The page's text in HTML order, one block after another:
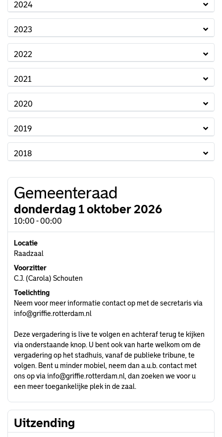
2024
2023
2022
2021
2020
2019
2018
Gemeenteraad
donderdag 1 oktober 2026
10:00 - 00:00
Locatie
Raadzaal
Voorzitter
C.J. (Carola) Schouten
Toelichting
Neem voor meer informatie contact op met de secretaris via
info@griffie.rotterdam.nl
Deze vergadering is live te volgen en achteraf terug te kijken
via onderstaande knop. U bent ook van harte welkom om de
vergadering op het stadhuis, vanaf de publieke tribune, te
volgen. Bent u minder mobiel, neem dan a.u.b. contact met
ons op via info@griffie.rotterdam.nl , dan zoeken we voor u
een meer toegankelijke plek in de zaal.
Uitzending